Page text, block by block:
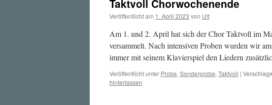
Taktvoll Chorwochenende
Veröffentlicht am 1. April 2023 von Ulf
Am 1. und 2. April hat sich der Chor Taktvoll im
versammelt. Nach intensiven Proben wurden wir
immer mit seinem Klavierspiel den Liedern
Veröffentlicht unter Probe, Sonderprobe, Taktvoll |
hinterlassen